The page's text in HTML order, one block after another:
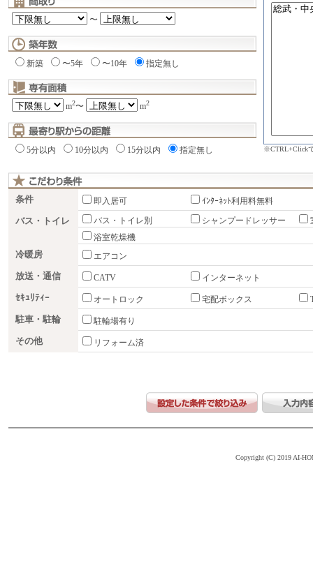
〜
新築 〜5年 〜10年 指定無し
m2〜 m2
5分以内 10分以内 15分以内 指定無し ※CTRL+Click
条件 即入居可 ｲﾝﾀｰﾈｯﾄ利用料無料
バス・トイレ バス・トイレ別 シャンプードレッサー
浴室乾燥機
冷暖房 エアコン
放送・通信 CATV インターネット
ｾｷｭﾘﾃｨｰ オートロック 宅配ボックス
駐車・駐輪 駐輪場有り
その他 リフォーム済
Copyright (C) 2019 AI-